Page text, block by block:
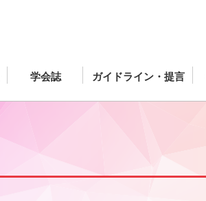
学会誌 ガイドライン・提言